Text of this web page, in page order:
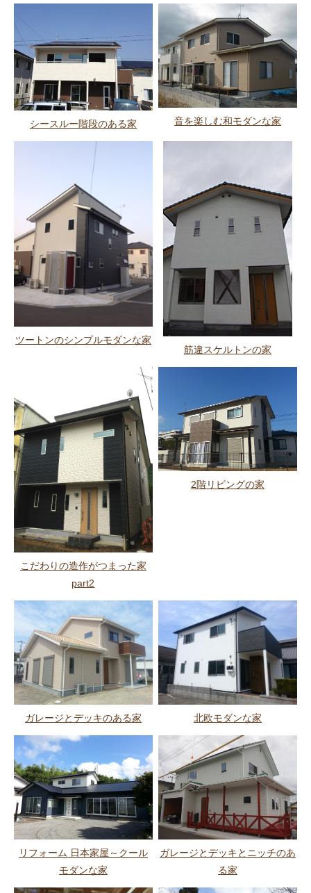
シースルー階段のある家 音を楽しむ和モダンな家
ツートンのシンプルモダンな家
筋違スケルトンの家
こだわりの造作がつまった家
part2
2階リビングの家
ガレージとデッキのある家 北欧モダンな家
リフォーム 日本家屋～クール
モダンな家
ガレージとデッキとニッチのあ
る家